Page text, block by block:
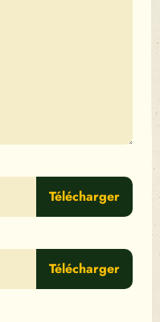
Télécharger
Télécharger